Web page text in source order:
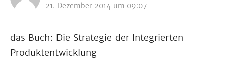
21. Dezember 2014 um 09:07
das Buch: Die Strategie der Integrierten
Produktentwicklung